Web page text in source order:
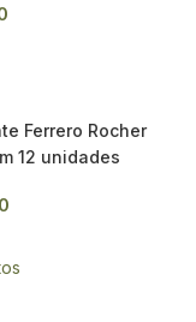
Ferrero Rocher
12 unidades